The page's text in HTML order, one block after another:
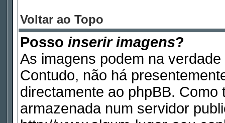
Voltar ao Topo
Posso inserir imagens?
As imagens podem na
Contudo, não há
directamente ao phpBB.
armazenada num servidor